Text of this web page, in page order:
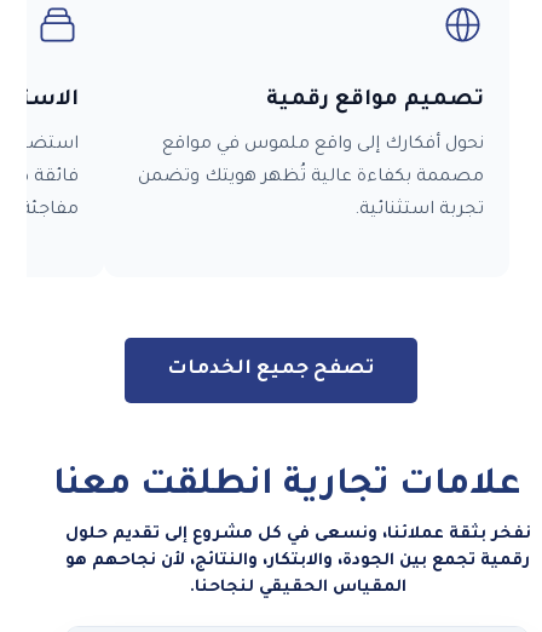
تصميم مواقع رقمية
نحول أفكارك إلى واقع ملموس في مواقع
مصممة بكفاءة عالية تُظهر هويتك وتضمن
تجربة استثنائية.
استضافة
فائقة طوال
مفاجئة
تصفح جميع الخدمات
تجارية انطلقت معنا
بثقة عملائنا، ونسعى في كل مشروع إلى تقديم حلول
تجمع بين الجودة، والابتكار، والنتائج، لأن نجاحهم هو
المقياس الحقيقي لنجاحنا.